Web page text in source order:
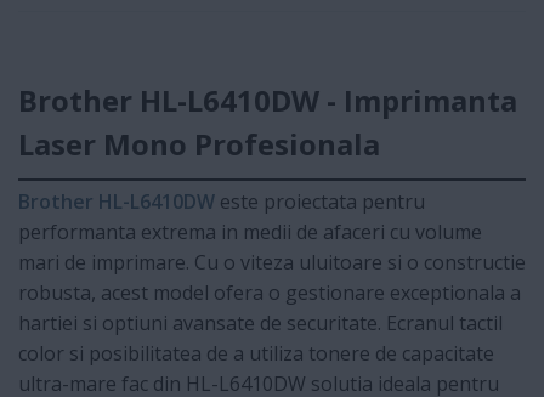
Brother HL-L6410DW - Imprimanta
Laser Mono Profesionala
Brother HL-L6410DW este proiectata pentru
performanta extrema in medii de afaceri cu volume
mari de imprimare. Cu o viteza uluitoare si o constructie
robusta, acest model ofera o gestionare exceptionala a
hartiei si optiuni avansate de securitate. Ecranul tactil
color si posibilitatea de a utiliza tonere de capacitate
ultra-mare fac din HL-L6410DW solutia ideala pentru